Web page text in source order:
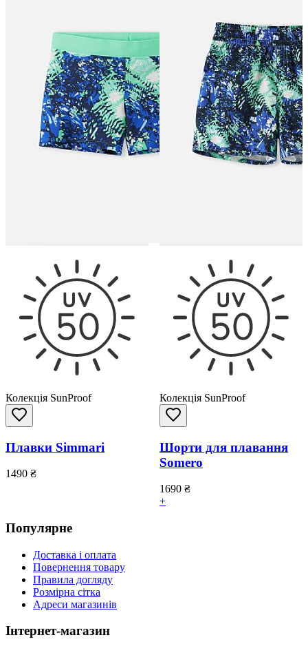
Колекція SunProof
Плавки Simmari
1490 ₴
Колекція SunProof
Шорти для плавання
Somero
1690 ₴
+
Популярне
Доставка і оплата
Повернення товару
Правила догляду
Розмірна сітка
Адреси магазинів
Інтернет-магазин